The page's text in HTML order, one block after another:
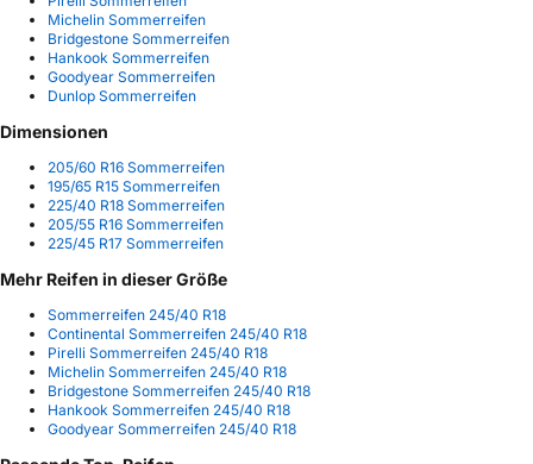
Michelin Sommerreifen
Bridgestone Sommerreifen
Hankook Sommerreifen
Goodyear Sommerreifen
Dunlop Sommerreifen
Dimensionen
205/60 R16 Sommerreifen
195/65 R15 Sommerreifen
225/40 R18 Sommerreifen
205/55 R16 Sommerreifen
225/45 R17 Sommerreifen
Mehr Reifen in dieser Größe
Sommerreifen 245/40 R18
Continental Sommerreifen 245/40 R18
Pirelli Sommerreifen 245/40 R18
Michelin Sommerreifen 245/40 R18
Bridgestone Sommerreifen 245/40 R18
Hankook Sommerreifen 245/40 R18
Goodyear Sommerreifen 245/40 R18